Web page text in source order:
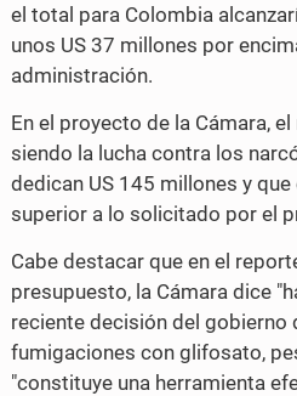
el total para Colombia
unos US 37 millones por
administración.
En el proyecto de la Cámara,
siendo la lucha contra los
dedican US 145 millones y
superior a lo solicitado por el
Cabe destacar que en el
presupuesto, la Cámara dice
reciente decisión del gobierno
fumigaciones con glifosato,
"constituye una herramienta